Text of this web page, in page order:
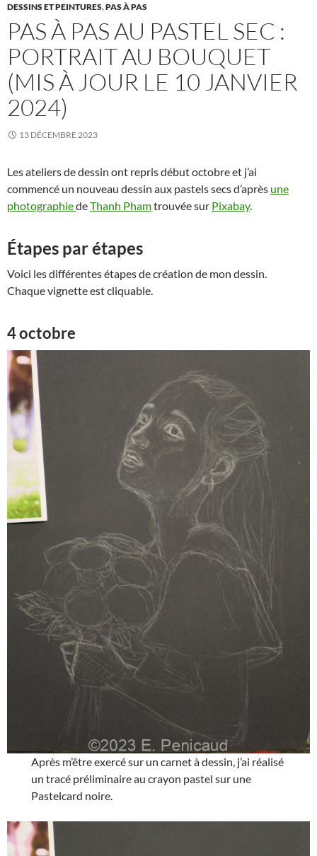
DESSINS ET PEINTURES,PAS À PAS
PAS À PAS AU PASTEL SEC :
PORTRAIT AU BOUQUET
(MIS À JOUR LE 10 JANVIER
2024)
13 DÉCEMBRE 2023
Les ateliers de dessin ont repris début octobre et j’ai
commencé un nouveau dessin aux pastels secs d’après une
photographiedeThanh Phamtrouvée sur Pixabay.
Étapes par étapes
Voici les différentes étapes de création de mon dessin.
Chaque vignette est cliquable.
4 octobre
Après m’être exercé sur un carnet à dessin, j’ai réalisé
un tracé préliminaire au crayon pastel sur une
Pastelcard noire.